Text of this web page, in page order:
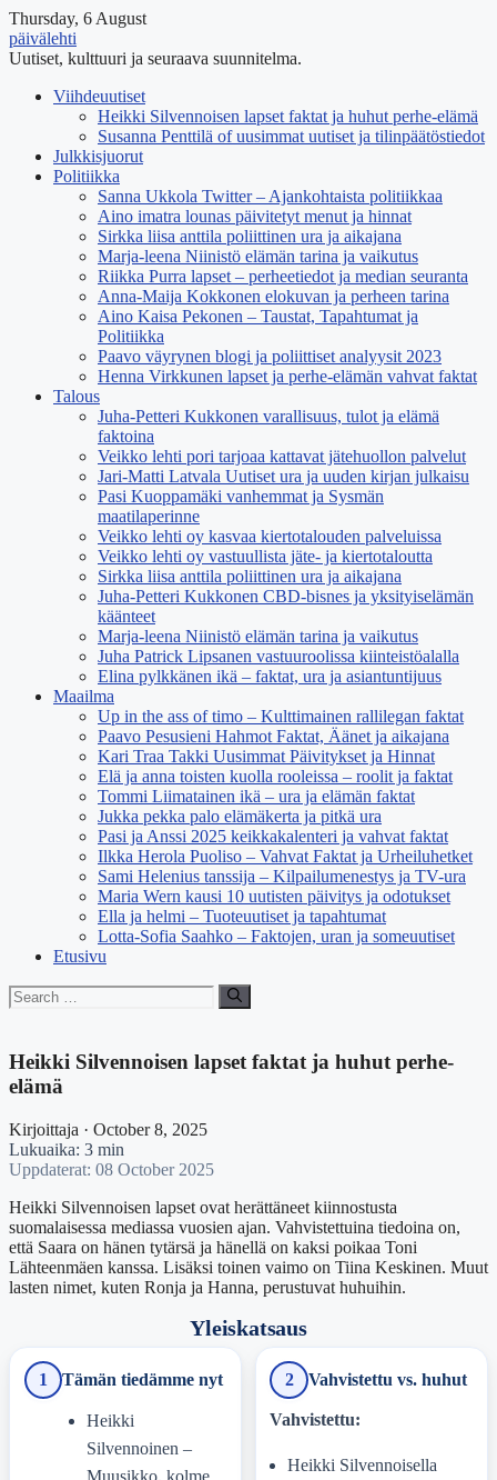
Thursday, 6 August
päivälehti
Uutiset, kulttuuri ja seuraava suunnitelma.
Viihdeuutiset
Heikki Silvennoisen lapset faktat ja huhut perhe-elämä
Susanna Penttilä of uusimmat uutiset ja tilinpäätöstiedot
Julkkisjuorut
Politiikka
Sanna Ukkola Twitter – Ajankohtaista politiikkaa
Aino imatra lounas päivitetyt menut ja hinnat
Sirkka liisa anttila poliittinen ura ja aikajana
Marja-leena Niinistö elämän tarina ja vaikutus
Riikka Purra lapset – perheetiedot ja median seuranta
Anna-Maija Kokkonen elokuvan ja perheen tarina
Aino Kaisa Pekonen – Taustat, Tapahtumat ja
Politiikka
Paavo väyrynen blogi ja poliittiset analyysit 2023
Henna Virkkunen lapset ja perhe-elämän vahvat faktat
Talous
Juha-Petteri Kukkonen varallisuus, tulot ja elämä
faktoina
Veikko lehti pori tarjoaa kattavat jätehuollon palvelut
Jari-Matti Latvala Uutiset ura ja uuden kirjan julkaisu
Pasi Kuoppamäki vanhemmat ja Sysmän
maatilaperinne
Veikko lehti oy kasvaa kiertotalouden palveluissa
Veikko lehti oy vastuullista jäte- ja kiertotaloutta
Sirkka liisa anttila poliittinen ura ja aikajana
Juha-Petteri Kukkonen CBD-bisnes ja yksityiselämän
käänteet
Marja-leena Niinistö elämän tarina ja vaikutus
Juha Patrick Lipsanen vastuuroolissa kiinteistöalalla
Elina pylkkänen ikä – faktat, ura ja asiantuntijuus
Maailma
Up in the ass of timo – Kulttimainen rallilegan faktat
Paavo Pesusieni Hahmot Faktat, Äänet ja aikajana
Kari Traa Takki Uusimmat Päivitykset ja Hinnat
Elä ja anna toisten kuolla rooleissa – roolit ja faktat
Tommi Liimatainen ikä – ura ja elämän faktat
Jukka pekka palo elämäkerta ja pitkä ura
Pasi ja Anssi 2025 keikkakalenteri ja vahvat faktat
Ilkka Herola Puoliso – Vahvat Faktat ja Urheiluhetket
Sami Helenius tanssija – Kilpailumenestys ja TV-ura
Maria Wern kausi 10 uutisten päivitys ja odotukset
Ella ja helmi – Tuoteuutiset ja tapahtumat
Lotta-Sofia Saahko – Faktojen, uran ja someuutiset
Etusivu
Search
for:
Heikki Silvennoisen lapset faktat ja huhut perhe-
elämä
Kirjoittaja · October 8, 2025
Lukuaika: 3 min
Uppdaterat: 08 October 2025
Heikki Silvennoisen lapset ovat herättäneet kiinnostusta
suomalaisessa mediassa vuosien ajan. Vahvistettuina tiedoina on,
että Saara on hänen tytärsä ja hänellä on kaksi poikaa Toni
Lähteenmäen kanssa. Lisäksi toinen vaimo on Tiina Keskinen. Muut
lasten nimet, kuten Ronja ja Hanna, perustuvat huhuihin.
Yleiskatsaus
1 Tämän tiedämme nyt
Heikki
Silvennoinen –
2 Vahvistettu vs. huhut
Vahvistettu:
Heikki Silvennoisella